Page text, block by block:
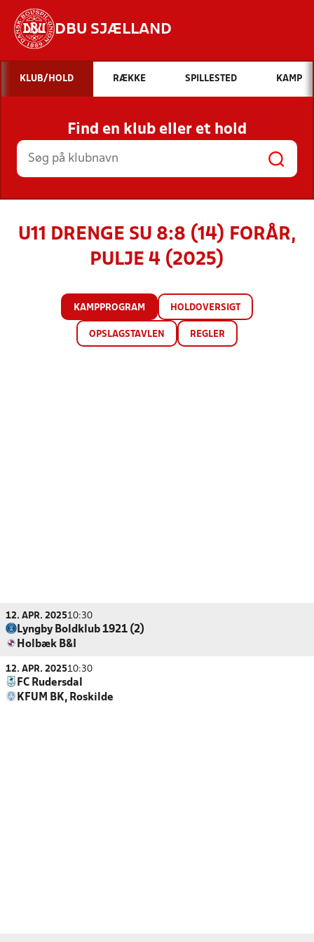
DBU SJÆLLAND
Hvad vil du søge efter?
INDHOLD OG NYHEDER
STILLINGER, RESULTATER, KLUBBER OG
HOLD
KLUB/HOLD RÆKKE SPILLESTED KAMP
Find en klub eller et hold
U11 DRENGE SU 8:8 (14) FORÅR,
PULJE 4 (2025)
KAMPPROGRAM HOLDOVERSIGT
OPSLAGSTAVLEN REGLER
12. APR. 202510:30
Lyngby Boldklub 1921 (2)
Holbæk B&I
12. APR. 202510:30
FC Rudersdal
KFUM BK, Roskilde